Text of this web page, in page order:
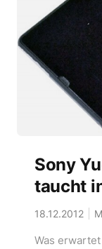
Sony
taucht
18.12.2012
Was